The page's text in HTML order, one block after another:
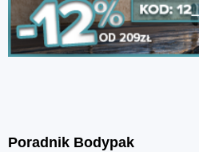
Poradnik Bodypak